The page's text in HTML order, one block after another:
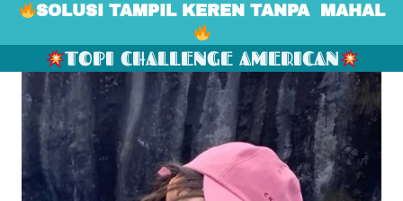
SOLUSI TAMPIL KEREN TANPA  MAHAL
TOPI CHALLENGE AMERICAN